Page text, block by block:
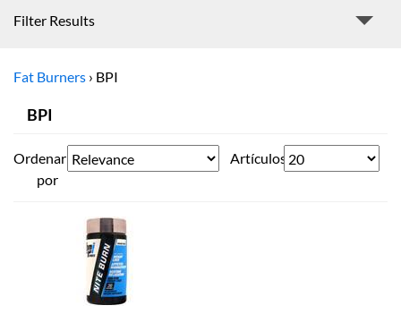
Filter Results
Fat Burners › BPI
BPI
Ordenar
por
Artículos